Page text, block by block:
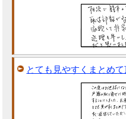
とても見やすくまとめ